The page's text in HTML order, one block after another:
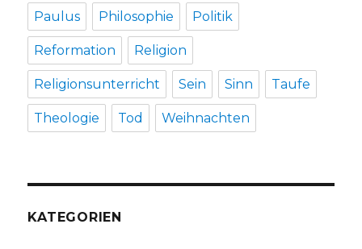
Paulus Philosophie Politik
Reformation Religion
Religionsunterricht Sein Sinn Taufe
Theologie Tod Weihnachten
KATEGORIEN